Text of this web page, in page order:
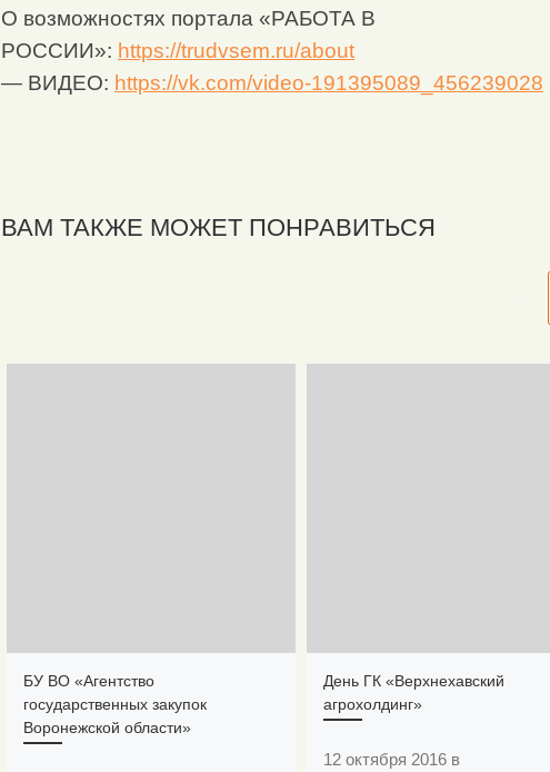
О возможностях портала «РАБОТА В
РОССИИ»: https://trudvsem.ru/about
— ВИДЕО: https://vk.com/video-191395089_456239028
ВАМ ТАКЖЕ МОЖЕТ ПОНРАВИТЬСЯ
БУ ВО «Агентство
государственных закупок
Воронежской области»
День ГК «Верхнехавский
агрохолдинг»
12 октября 2016 в